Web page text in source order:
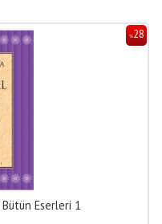
%28
Eserleri 1